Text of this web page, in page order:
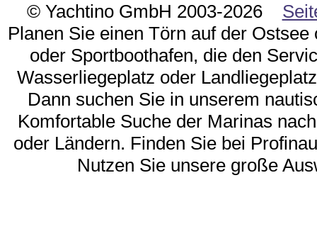
© Yachtino GmbH 2003-2026
Planen Sie einen Törn auf der
oder Sportboothafen, die den
Wasserliegeplatz oder
Dann suchen Sie in unserem
Komfortable Suche der Marinas
oder Ländern. Finden Sie bei
Nutzen Sie unsere große